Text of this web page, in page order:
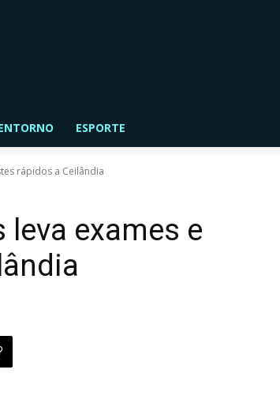
ESPORTE
rápidos a Ceilândia
exames e